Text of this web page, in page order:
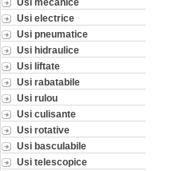
Usi electrice
Usi pneumatice
Usi hidraulice
Usi liftate
Usi rabatabile
Usi rulou
Usi culisante
Usi rotative
Usi basculabile
Usi telescopice